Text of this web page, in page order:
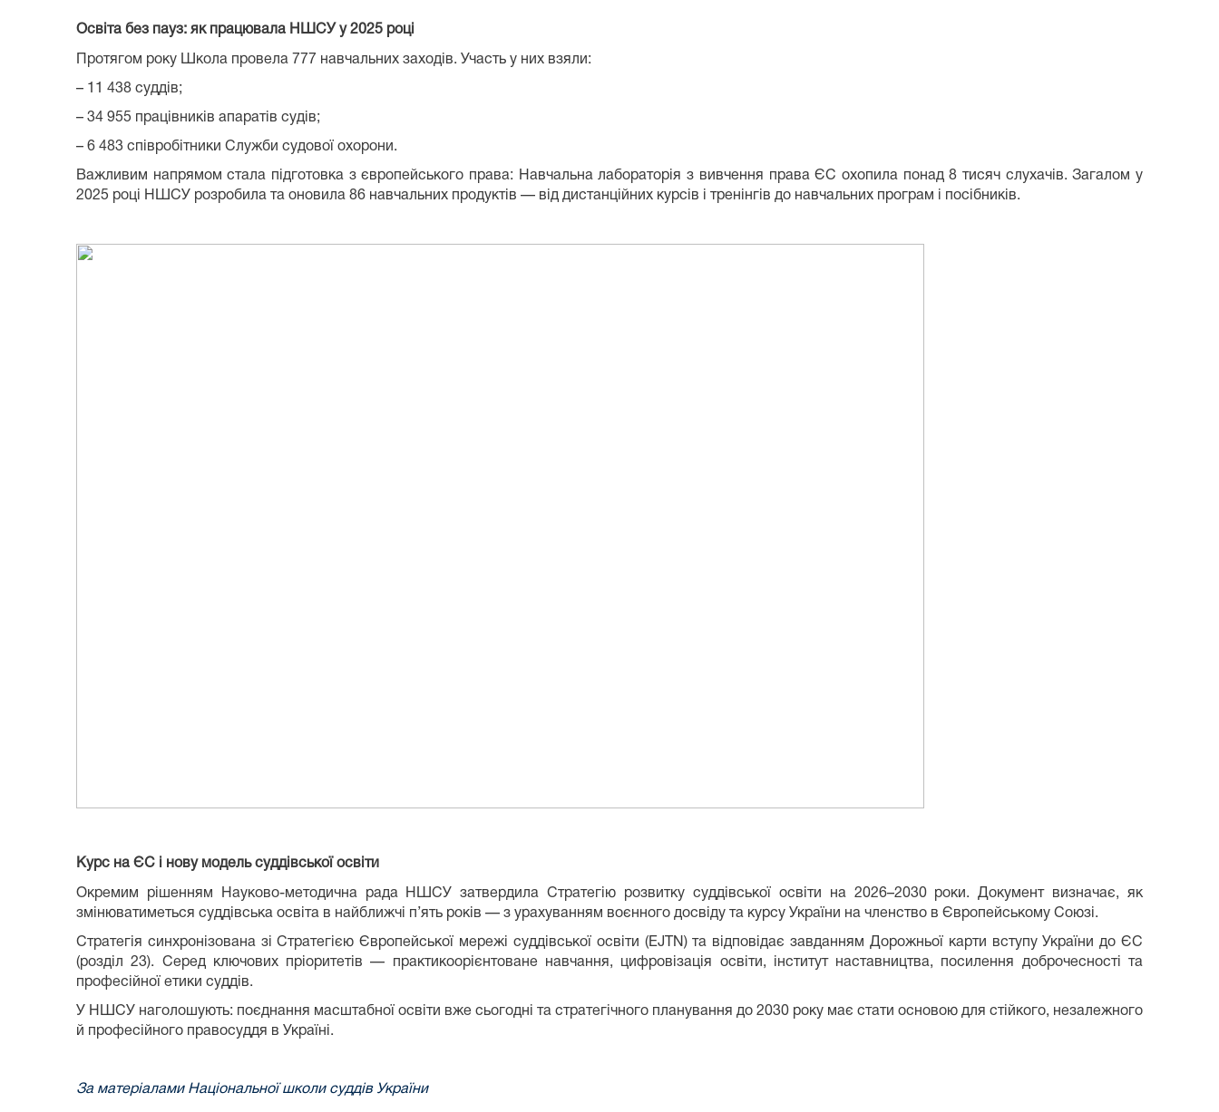
Освіта без пауз: як працювала НШСУ у 2025 році
Протягом року Школа провела 777 навчальних заходів. Участь у них взяли:
– 11 438 суддів;
– 34 955 працівників апаратів судів;
– 6 483 співробітники Служби судової охорони.
Важливим напрямом стала підготовка з європейського права: Навчальна лабораторія з вивчення права ЄС охопила понад8 тисяч слухачів. Загалом у
2025 році НШСУ розробила та оновила 86 навчальних продуктів — від дистанційних курсів і тренінгів до навчальних програм і посібників.
Курс на ЄС і нову модель суддівської освіти
Окремим рішенням Науково-методична рада НШСУзатвердила Стратегію розвитку суддівської освіти на 2026–2030 роки. Документ визначає, як
змінюватиметься суддівська освіта в найближчі п’ять років — з урахуванням воєнного досвіду та курсу України на членство в Європейському Союзі.
Стратегія синхронізована зі Стратегією Європейської мережі суддівської освіти (EJTN) та відповідає завданням Дорожньої карти вступу України до ЄС
(розділ 23). Серед ключових пріоритетів — практикоорієнтоване навчання, цифровізація освіти, інститут наставництва, посилення доброчесності та
професійної етики суддів.
У НШСУ наголошують: поєднання масштабної освіти вже сьогодні та стратегічного планування до 2030 року має стати основою для стійкого, незалежного
й професійного правосуддя в Україні.
За матеріалами Національної школи суддів України